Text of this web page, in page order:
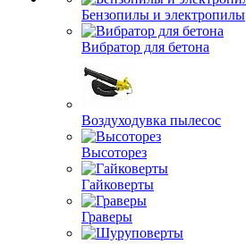
Бензопилы и электропилы
Вибратор для бетона
Воздуходувка пылесос
Высоторез
Гайковерты
Граверы